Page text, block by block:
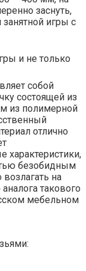
заснуть,
игры с
собой
состоящей из
из полимерной
отлично
характеристики,
безобидным
на
такового
мебельном